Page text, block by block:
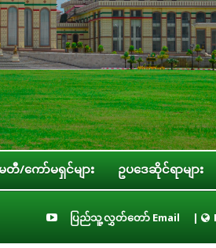
တီ/ကော်မရှင်များ ဥပဒေဆိုင်ရာများ
ပြည်သူ့လွှတ်တော် လူငယ်၊ အမျိုးသမီး၊ ကလေးသူ
ပြည်သူ့လွှတ်တော် Email |